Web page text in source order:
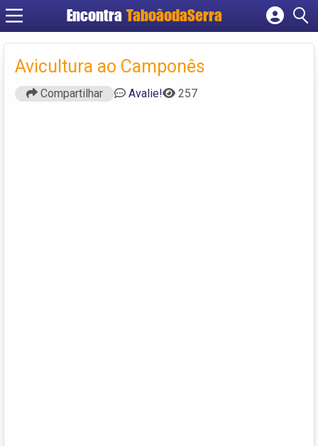
Encontra TaboãodaSerra
Cadastrar empresa
Criar conta
Avicultura ao Camponês
Compartilhar Avalie! 257